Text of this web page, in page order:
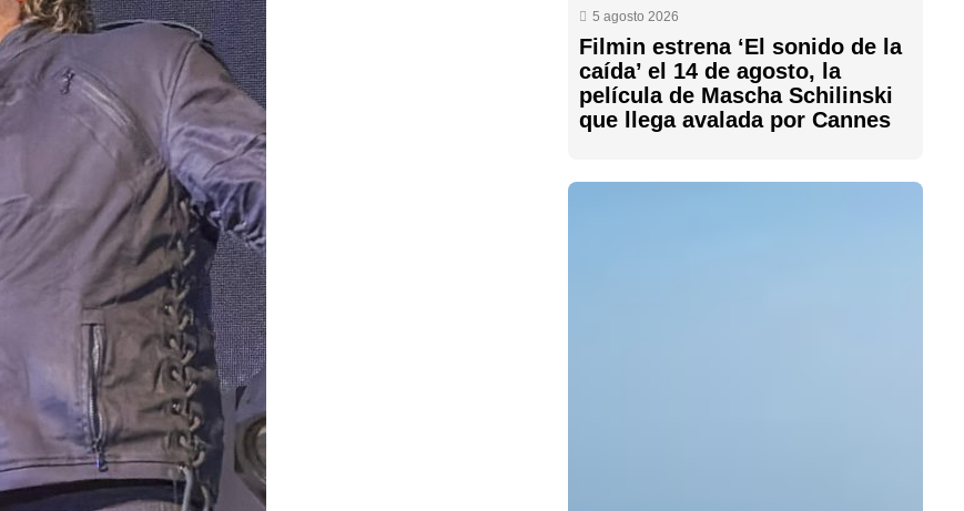
5 agosto 2026
Filmin estrena ‘El sonido de la
caída’ el 14 de agosto, la
película de Mascha Schilinski
que llega avalada por Cannes